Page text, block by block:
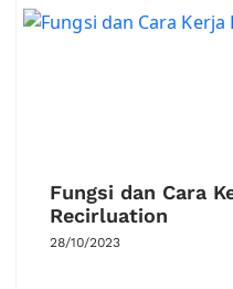
Fungsi dan Cara
Recirluation
28/10/2023